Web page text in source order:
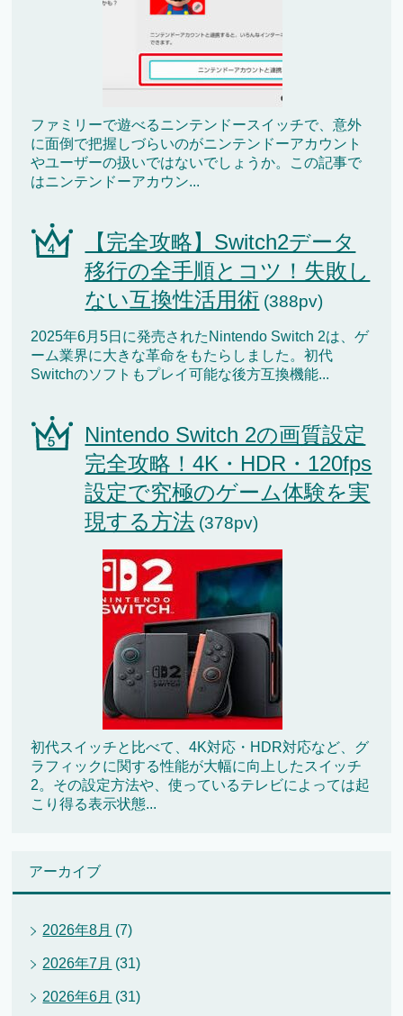
ファミリーで遊べるニンテンドースイッチで、意外
に面倒で把握しづらいのがニンテンドーアカウント
やユーザーの扱いではないでしょうか。この記事で
はニンテンドーアカウン...
【完全攻略】Switch2データ
移行の全手順とコツ！失敗し
ない互換性活用術 (388pv)
2025年6月5日に発売されたNintendo Switch 2は、ゲ
ーム業界に大きな革命をもたらしました。初代
Switchのソフトもプレイ可能な後方互換機能...
Nintendo Switch 2の画質設定
完全攻略！4K・HDR・120fps
設定で究極のゲーム体験を実
現する方法 (378pv)
初代スイッチと比べて、4K対応・HDR対応など、グ
ラフィックに関する性能が大幅に向上したスイッチ
2。その設定方法や、使っているテレビによっては起
こり得る表示状態...
アーカイブ
2026年8月 (7)
2026年7月 (31)
2026年6月 (31)